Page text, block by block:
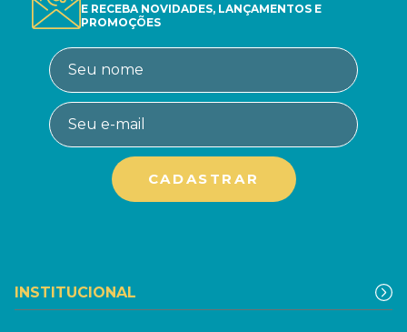
E RECEBA NOVIDADES, LANÇAMENTOS E
PROMOÇÕES
INSTITUCIONAL